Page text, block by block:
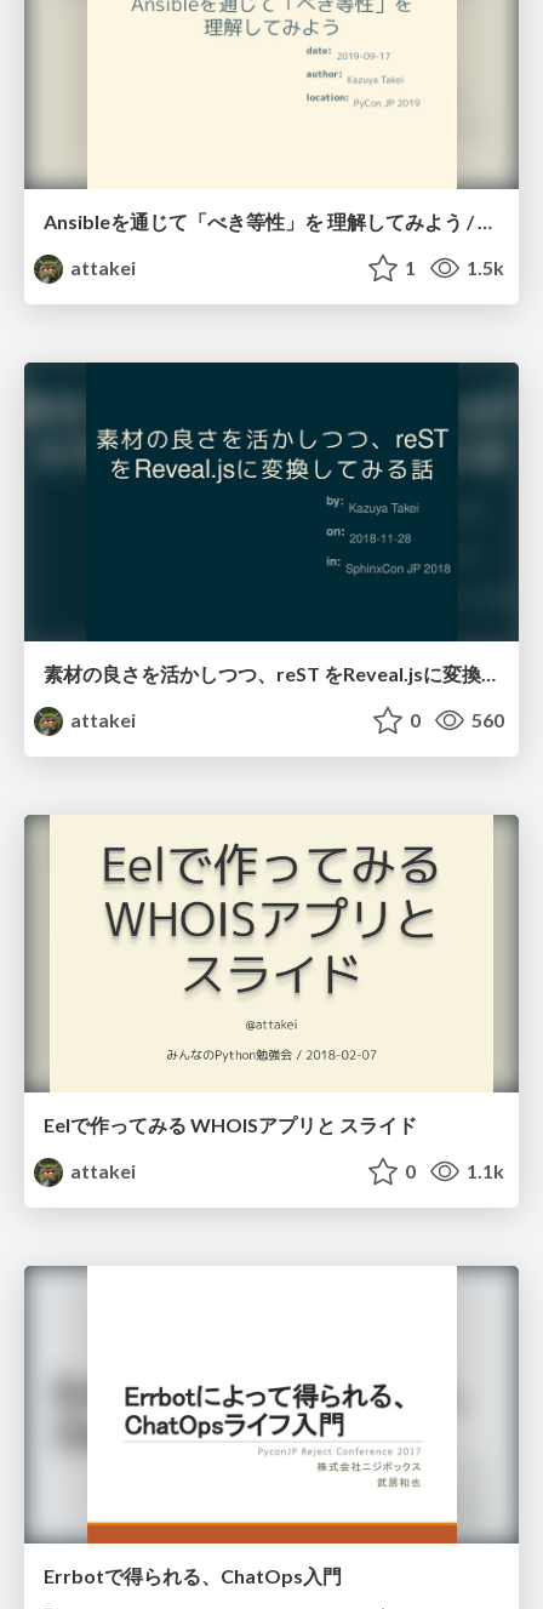
Ansibleを通じて「べき等性」を 理解してみよう / Try understanding idempotency by Ansible
attakei
1 1.5k
attakei
0 560
Eelで作ってみる WHOISアプリと スライド
attakei
0 1.1k
Errbotで得られる、ChatOps入門